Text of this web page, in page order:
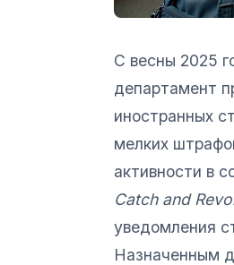
С весны 2025
департамент
иностранных
мелких
активности в
Catch and
уведомления
Назначенным